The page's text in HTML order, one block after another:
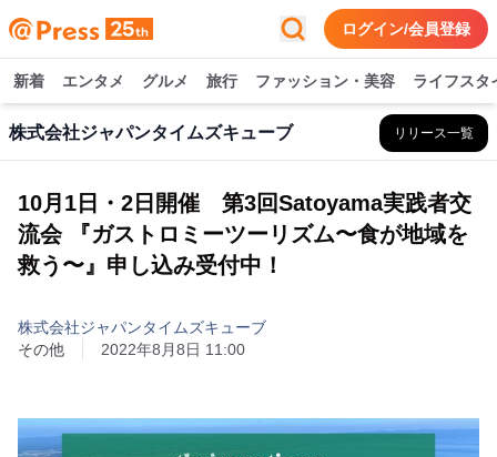
ログイン/会員登録
新着 エンタメ グルメ 旅行 ファッション・美容 ライフスタ
株式会社ジャパンタイムズキューブ リリース一覧
10月1日・2日開催 第3回Satoyama実践者交
流会 『ガストロミーツーリズム〜食が地域を
救う〜』申し込み受付中！
株式会社ジャパンタイムズキューブ
その他
2022年8月8日 11:00